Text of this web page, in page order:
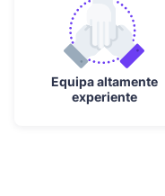
Equipa altamente
experiente